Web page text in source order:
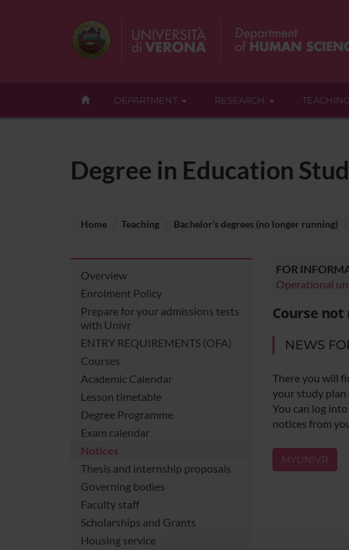
DEPARTMENT RESEARCH TEACHING
Degree in Education
Home Teaching Bachelor’s degrees (no longer running)
Overview
Enrolment Policy
Prepare for your admissions tests
with Univr
ENTRY REQUIREMENTS (OFA)
Courses
Academic Calendar
Lesson timetable
Degree Programme
Exam calendar
Notices
Thesis and internship proposals
Governing bodies
Faculty staff
Scholarships and Grants
Housing service
FOR
Operational
Course
NEWS
There you will
your study plan
You can log
notices from
MYUNIVR